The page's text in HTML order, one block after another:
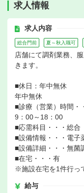
求人情報
求人内容
総合門前 夏～秋入職可
店舗にて調剤業務、
きます。
■休日：年中無休
年中無休
■診療（営業）時間・
9：00～18：00
■応需科目・・・総合
■設備情報・・・電子
■設備詳細・・・無菌
■在宅・・・有
※施設在宅を1件行っ
給与